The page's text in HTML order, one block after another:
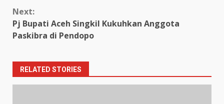
Next:
Pj Bupati Aceh Singkil Kukuhkan Anggota
Paskibra di Pendopo
RELATED STORIES